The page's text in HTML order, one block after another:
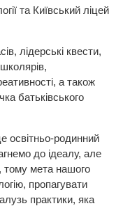
та Київський ліцей
лідерські квести,
а також
батьківського
освітньо-родинний
до ідеалу, але
тому мета нашого
пропагувати
практики, яка